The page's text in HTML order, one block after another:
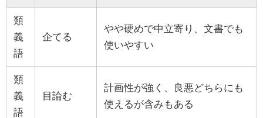
類
義
語
企てる
やや硬めで中立寄り、文書でも
使いやすい
類
義
語
目論む
計画性が強く、良悪どちらにも
使えるが含みもある